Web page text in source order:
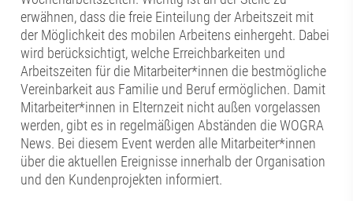
erwähnen, dass die freie Einteilung der Arbeitszeit mit
der Möglichkeit des mobilen Arbeitens einhergeht. Dabei
wird berücksichtigt, welche Erreichbarkeiten und
Arbeitszeiten für die Mitarbeiter*innen die bestmögliche
Vereinbarkeit aus Familie und Beruf ermöglichen. Damit
Mitarbeiter*innen in Elternzeit nicht außen vorgelassen
werden, gibt es in regelmäßigen Abständen die WOGRA
News. Bei diesem Event werden alle Mitarbeiter*innen
über die aktuellen Ereignisse innerhalb der Organisation
und den Kundenprojekten informiert.